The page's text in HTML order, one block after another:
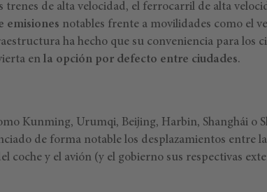
trenes de alta velocidad, el ferrocarril de alta
emisiones notables frente a movilidades como el
ha hecho que su conveniencia para los
en la opción por defecto entre ciudades.
Kunming, Urumqi, Beijing, Harbin, Shanghái o
de forma notable los desplazamientos entre
coche y el avión (y el gobierno sus respectivas